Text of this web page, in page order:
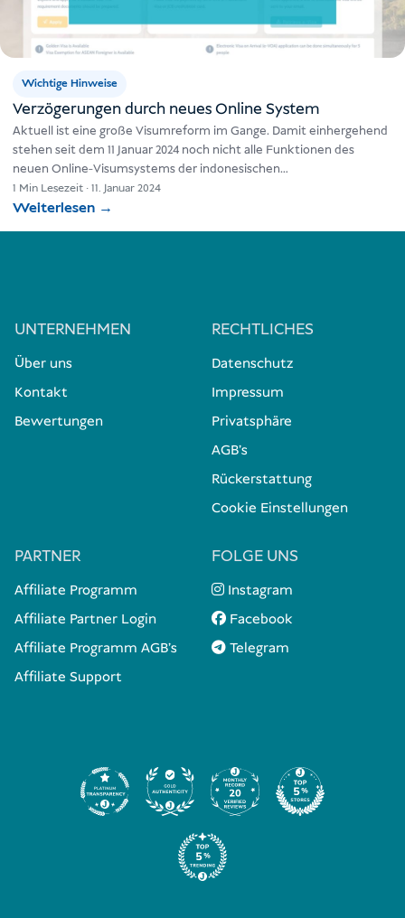
Wichtige Hinweise
Verzögerungen durch neues Online System
Aktuell ist eine große Visumreform im Gange. Damit einhergehend
stehen seit dem 11 Januar 2024 noch nicht alle Funktionen des
neuen Online-Visumsystems der indonesischen
Einwanderungsbehörde zur Verfügung. Dadurch…
1 Min Lesezeit ·11. Januar 2024
Weiterlesen →
UNTERNEHMEN
Über uns
Kontakt
Bewertungen
RECHTLICHES
Datenschutz
Impressum
Privatsphäre
AGB's
Rückerstattung
Cookie Einstellungen
PARTNER
Affiliate Programm
Affiliate Partner Login
Affiliate Programm AGB's
Affiliate Support
FOLGE UNS
Instagram
Facebook
Telegram